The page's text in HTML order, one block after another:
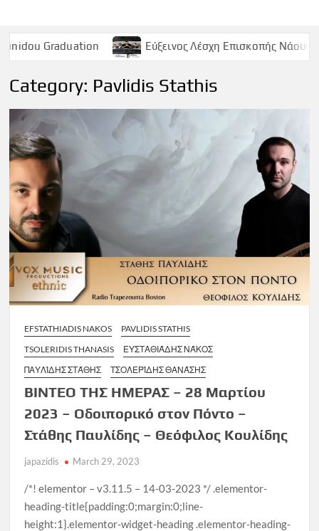
Εύξεινος Λέσχη Επισκοπής Νάουσας –
Category: Pavlidis Stathis
EFSTATHIADIS NAKOS
PAVLIDIS STATHIS
TSOLERIDIS THANASIS
ΕΥΣΤΑΘΙΆΔΗΣ ΝΆΚΟΣ
ΠΑΥΛΊΔΗΣ ΣΤΆΘΗΣ
ΤΣΟΛΕΡΊΔΗΣ ΘΑΝΆΣΗΣ
ΒΙΝΤΕΟ ΤΗΣ ΗΜΕΡΑΣ – 28 Μαρτίου
2023 – Οδοιπορικό στον Πόντο –
Στάθης Παυλίδης – Θεόφιλος Κουλίδης
japazidis March 29, 2023
/*! elementor – v3.11.5 – 14-03-2023 */ .elementor-
heading-title{padding:0;margin:0;line-
height:1}.elementor-widget-heading .elementor-heading-